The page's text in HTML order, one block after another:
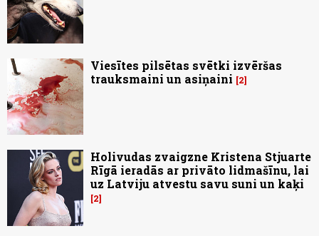
Viesītes pilsētas svētki izvēršas
trauksmaini un asiņaini
2
Holivudas zvaigzne Kristena Stjuarte
Rīgā ieradās ar privāto lidmašīnu, lai
uz Latviju atvestu savu suni un kaķi
2